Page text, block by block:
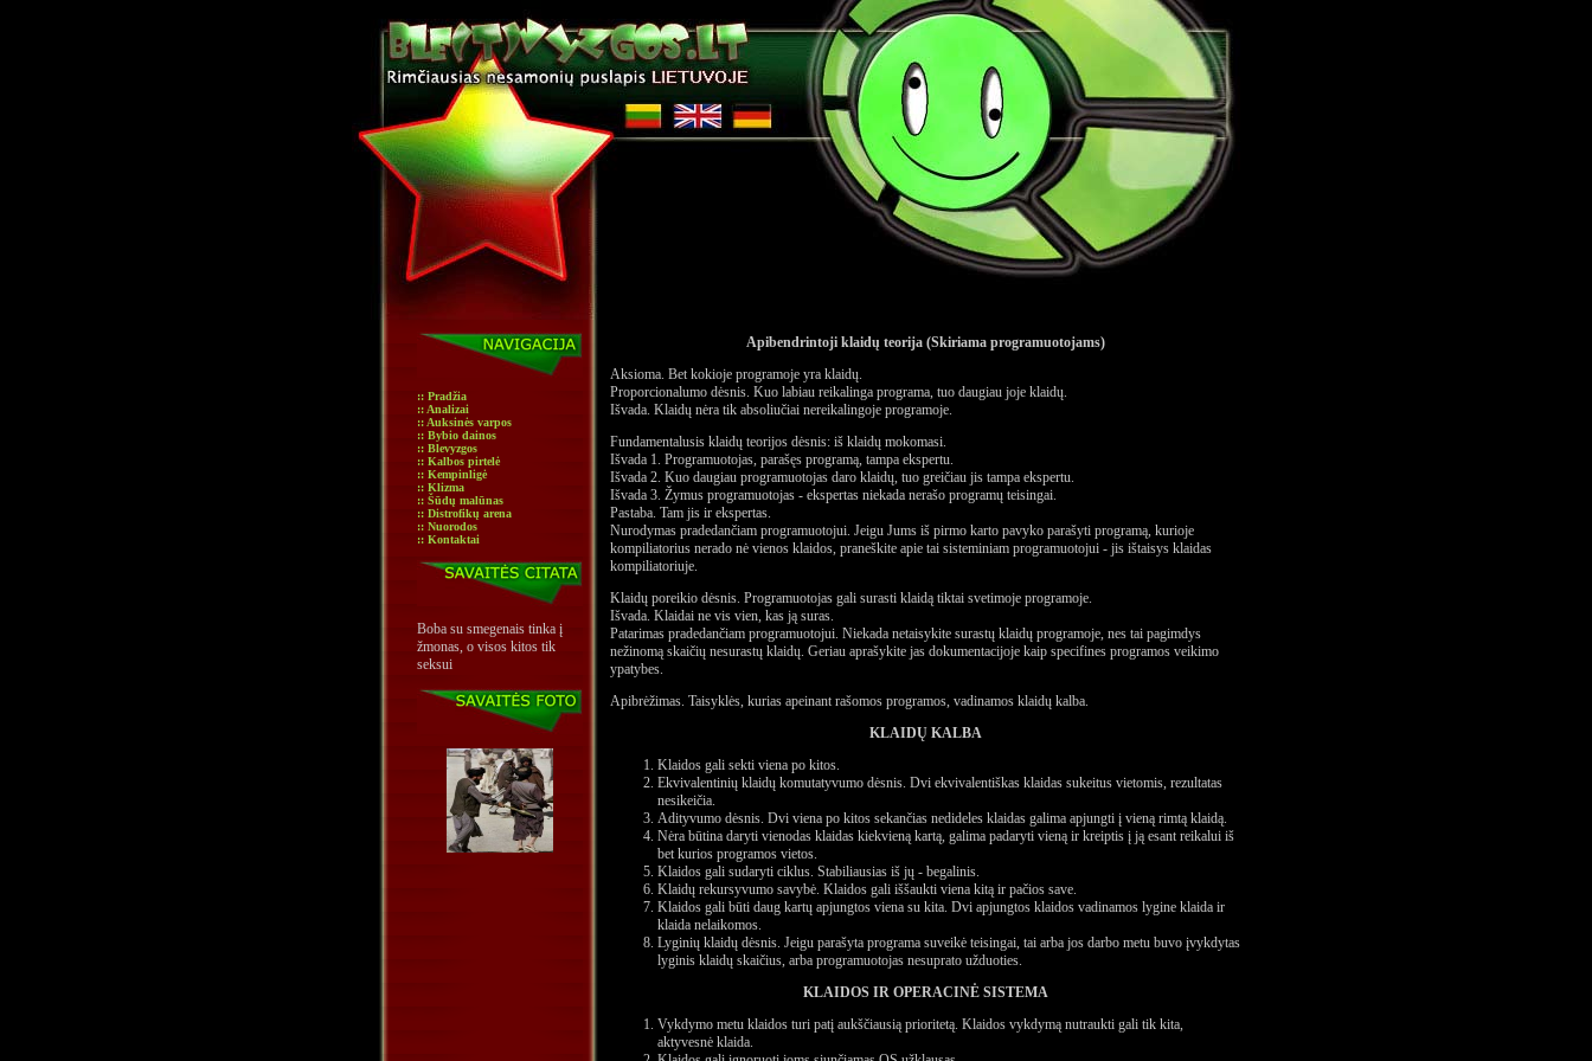
:: Pradžia
:: Analizai
:: Auksinės varpos
:: Bybio dainos
:: Blevyzgos
:: Kalbos pirtelė
:: Kempinligė
:: Klizma
:: Šūdų malūnas
:: Distrofikų arena
:: Nuorodos
:: Kontaktai
Boba su smegenais tinka į
žmonas, o visos kitos tik
seksui
Apibendrintoji klaidų teorija (Skiriama programuotojams)
Aksioma. Bet kokioje programoje yra klaidų.
Proporcionalumo dėsnis. Kuo labiau reikalinga programa, tuo daugiau joje klaidų.
Išvada. Klaidų nėra tik absoliučiai nereikalingoje programoje.
Fundamentalusis klaidų teorijos dėsnis: iš klaidų mokomasi.
Išvada 1. Programuotojas, parašęs programą, tampa ekspertu.
Išvada 2. Kuo daugiau programuotojas daro klaidų, tuo greičiau jis tampa ekspertu.
Išvada 3. Žymus programuotojas - ekspertas niekada nerašo programų teisingai.
Pastaba. Tam jis ir ekspertas.
Nurodymas pradedančiam programuotojui. Jeigu Jums iš pirmo karto pavyko parašyti programą, kurioje
kompiliatorius nerado nė vienos klaidos, praneškite apie tai sisteminiam programuotojui - jis ištaisys klaidas
kompiliatoriuje.
Klaidų poreikio dėsnis. Programuotojas gali surasti klaidą tiktai svetimoje programoje.
Išvada. Klaidai ne vis vien, kas ją suras.
Patarimas pradedančiam programuotojui. Niekada netaisykite surastų klaidų programoje, nes tai pagimdys
nežinomą skaičių nesurastų klaidų. Geriau aprašykite jas dokumentacijoje kaip specifines programos veikimo
ypatybes.
Apibrėžimas. Taisyklės, kurias apeinant rašomos programos, vadinamos klaidų kalba.
KLAIDŲ KALBA
Klaidos gali sekti viena po kitos.
Ekvivalentinių klaidų komutatyvumo dėsnis. Dvi ekvivalentiškas klaidas sukeitus vietomis, rezultatas
nesikeičia.
Adityvumo dėsnis. Dvi viena po kitos sekančias nedideles klaidas galima apjungti į vieną rimtą klaidą.
Nėra būtina daryti vienodas klaidas kiekvieną kartą, galima padaryti vieną ir kreiptis į ją esant reikalui iš
bet kurios programos vietos.
Klaidos gali sudaryti ciklus. Stabiliausias iš jų - begalinis.
Klaidų rekursyvumo savybė. Klaidos gali iššaukti viena kitą ir pačios save.
Klaidos gali būti daug kartų apjungtos viena su kita. Dvi apjungtos klaidos vadinamos lygine klaida ir
klaida nelaikomos.
Lyginių klaidų dėsnis. Jeigu parašyta programa suveikė teisingai, tai arba jos darbo metu buvo įvykdytas
lyginis klaidų skaičius, arba programuotojas nesuprato užduoties.
KLAIDOS IR OPERACINĖ SISTEMA
Vykdymo metu klaidos turi patį aukščiausią prioritetą. Klaidos vykdymą nutraukti gali tik kita,
aktyvesnė klaida.